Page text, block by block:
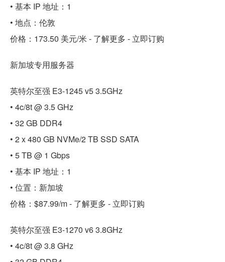
• 基本 IP 地址：1
• 地点：伦敦
价格：173.50 美元/米 - 了解更多 - 立即订购
新加坡专用服务器
英特尔至强 E3-1245 v5 3.5GHz
• 4c/8t @ 3.5 GHz
• 32 GB DDR4
• 2 x 480 GB NVMe/2 TB SSD SATA
• 5 TB @ 1 Gbps
• 基本 IP 地址：1
• 位置：新加坡
价格：$87.99/m - 了解更多 - 立即订购
英特尔至强 E3-1270 v6 3.8GHz
• 4c/8t @ 3.8 GHz